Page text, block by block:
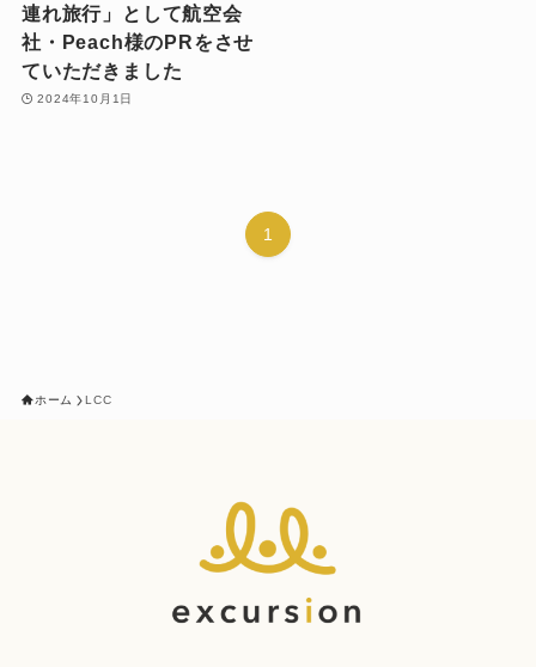
連れ旅行」として航空会
社・Peach様のPRをさせ
ていただきました
2024年10月1日
1
ホーム LCC